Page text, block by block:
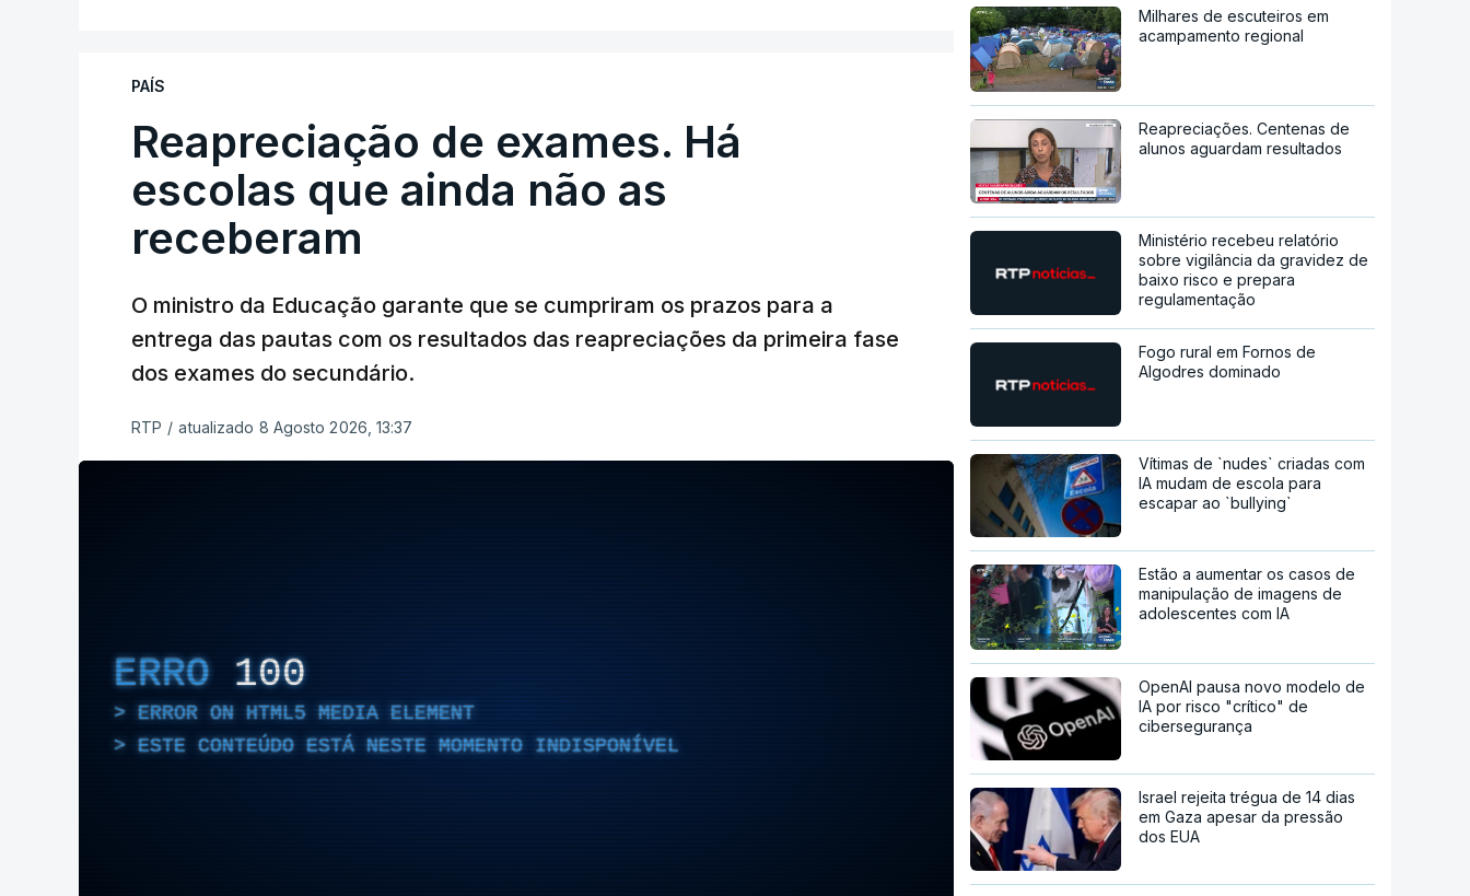
PAÍS
Reapreciação de exames. Há
escolas que ainda não as
receberam
O ministro da Educação garante que se cumpriram os prazos para a
entrega das pautas com os resultados das reapreciações da primeira fase
dos exames do secundário.
RTP / atualizado 8 Agosto 2026, 13:37
ERRO 100
ERROR ON HTML5 MEDIA ELEMENT
ESTE CONTEÚDO ESTÁ NESTE MOMENTO INDISPONÍVEL
Milhares de escuteiros em
acampamento regional
Reapreciações. Centenas de
alunos aguardam resultados
Ministério recebeu relatório
sobre vigilância da gravidez de
baixo risco e prepara
regulamentação
Fogo rural em Fornos de
Algodres dominado
Vítimas de `nudes` criadas com
IA mudam de escola para
escapar ao `bullying`
Estão a aumentar os casos de
manipulação de imagens de
adolescentes com IA
OpenAI pausa novo modelo de
IA por risco "crítico" de
cibersegurança
Israel rejeita trégua de 14 dias
em Gaza apesar da pressão
dos EUA